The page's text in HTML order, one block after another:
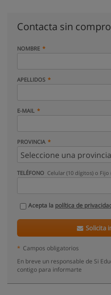
Contacta sin
NOMBRE
APELLIDOS
E-MAIL
PROVINCIA
TELÉFONO Celular (10 dígitos) o Fijo
Acepta la política de
Solicita
* Campos obligatorios
En breve un responsable de Si
contigo para informarte